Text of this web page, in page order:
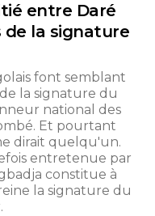
entre Daré
de la signature
font semblant
la signature du
national des
Et pourtant
dirait quelqu'un.
entretenue par
constitue à
la signature du